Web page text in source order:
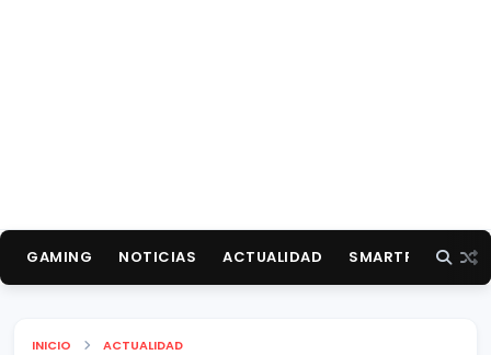
GAMING NOTICIAS ACTUALIDAD SMARTPHONES
INICIO ACTUALIDAD